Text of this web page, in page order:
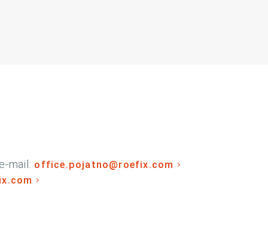
mail: office.pojatno@roefix.com